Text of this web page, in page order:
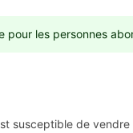
les personnes
susceptible de